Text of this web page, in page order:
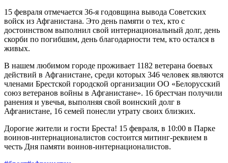
15 февраля отмечается 36-я годовщина вывода Советских
войск из Афганистана. Это день памяти о тех, кто с
достоинством выполнил свой интернациональный долг, день
скорби по погибшим, день благодарности тем, кто остался в
живых.
В нашем любимом городе проживает 1182 ветерана боевых
действий в Афганистане, среди которых 346 человек являются
членами Брестской городской организации ОО «Белорусский
союз ветеранов войны в Афганистане». 16 брестчан получили
ранения и увечья, выполняя свой воинский долг в
Афганистане, 16 семей понесли утрату своих близких.
Дорогие жители и гости Бреста! 15 февраля, в 10:00 в Парке
воинов-интернационалистов состоится митинг-реквием в
честь Дня памяти воинов-интернационалистов.